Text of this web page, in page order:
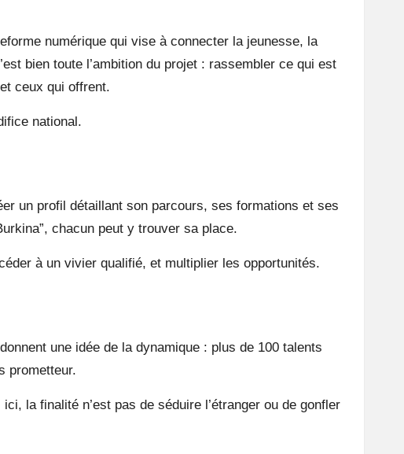
numérique qui vise à connecter la jeunesse, la
bien toute l’ambition du projet : rassembler ce qui est
ceux qui offrent.
national.
un profil détaillant son parcours, ses formations et ses
chacun peut y trouver sa place.
à un vivier qualifié, et multiplier les opportunités.
une idée de la dynamique : plus de 100 talents
prometteur.
la finalité n’est pas de séduire l’étranger ou de gonfler